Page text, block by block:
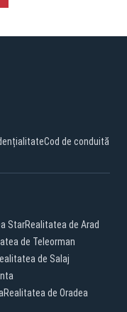
Cod de conduită
StarRealitatea de Arad
de Teleorman
de Salaj
Realitatea de Oradea